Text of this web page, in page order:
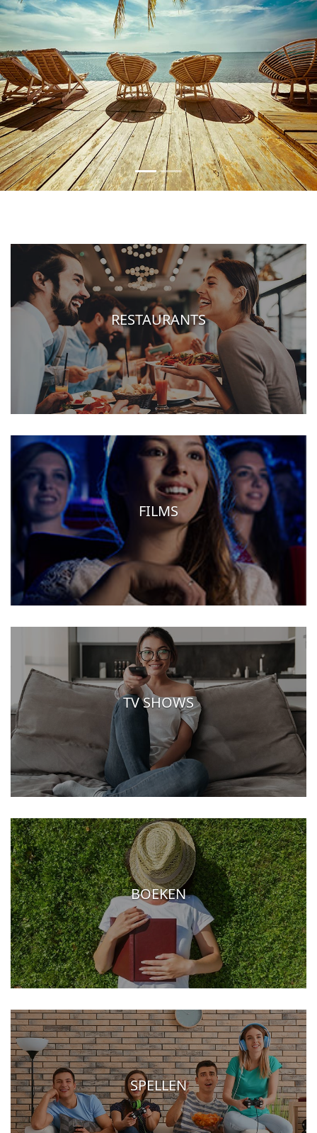
RESTAURANTS
FILMS
TV SHOWS
BOEKEN
SPELLEN